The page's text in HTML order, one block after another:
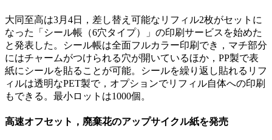
大同至高は3月4日，差し替え可能なリフィル2枚がセットに
なった「シール帳（6穴タイプ）」の印刷サービスを始めた
と発表した。シール帳は全面フルカラー印刷でき，マチ部分
にはチャームがつけられる穴が開いているほか，PP製で表
紙にシールを貼ることが可能。シールを繰り返し貼れるリフ
ィルは透明なPET製で，オプションでリフィル自体への印刷
もできる。最小ロットは1000個。
高速オフセット，廃棄花のアップサイクル紙を発売